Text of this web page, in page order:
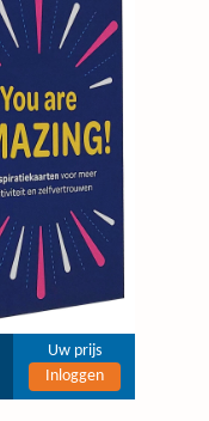
Uw prijs
Inloggen